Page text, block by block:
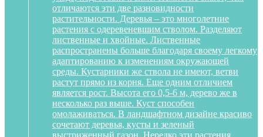
отличаются эти две разновидности
растительности. Деревья – это многолетние
растения с одеревеневшим стволом. Разделяют
лиственные и хвойные. Лиственные
распространены больше благодаря своему легкому
адаптированию к изменениям окружающей
среды. Кустарники же ствола не имеют, ветви
растут прямо из корня. Еще одним отличием
является рост. Высота его 0,5-6 м, дерево же в
несколько раз выше. Куст способен
омолаживаться. В ландшафтном дизайне красиво
сочетают деревья, кусты и зеленый
выстриженный газон. Нередко эти растения